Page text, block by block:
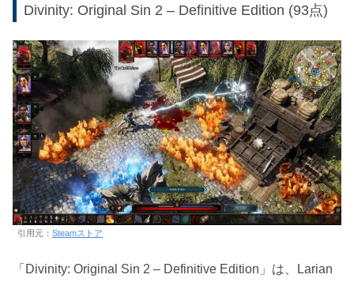
Divinity: Original Sin 2 – Definitive Edition (93点)
引用元： Steamストア
「Divinity: Original Sin 2 – Definitive Edition」は、Larian